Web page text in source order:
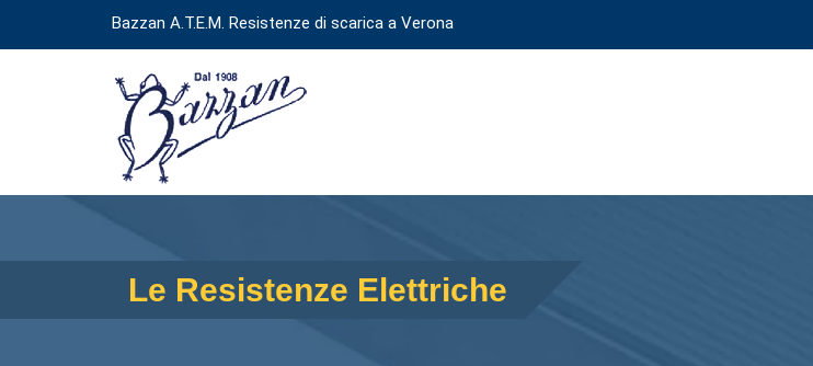
Bazzan A.T.E.M. Resistenze di scarica a Verona
Le Resistenze Elettriche